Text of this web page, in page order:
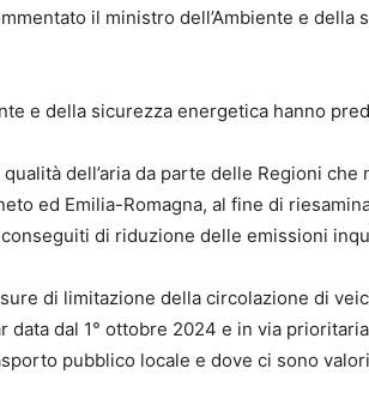
il ministro dell’Ambiente e della
e della sicurezza energetica hanno
dell’aria da parte delle Regioni che
ed Emilia-Romagna, al fine di
di riduzione delle emissioni
di limitazione della circolazione di
data dal 1° ottobre 2024 e in via
pubblico locale e dove ci sono